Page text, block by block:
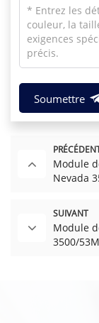
Soumettre
Module
Nevada
SUIVANT
Module
3500/